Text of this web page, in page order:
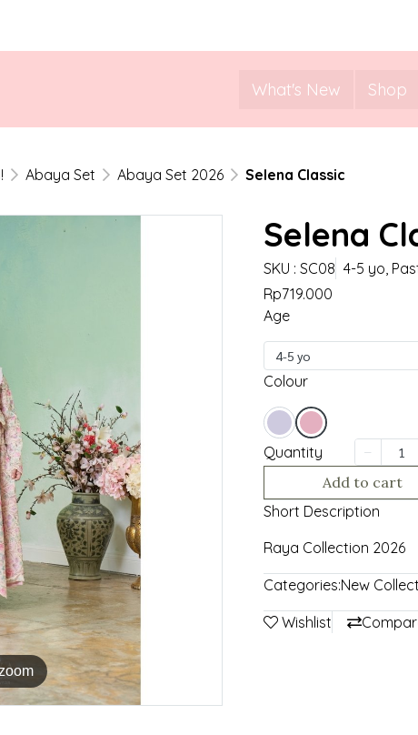
What's New Shop
Abaya Set Abaya Set 2026 Selena Classic
Selena
SKU : SC08 4-5 yo,
Rp719.000
Age
4-5 yo
Colour
Quantity
Add to cart
Short Description
Raya Collection 2026
Categories:New
Wishlist